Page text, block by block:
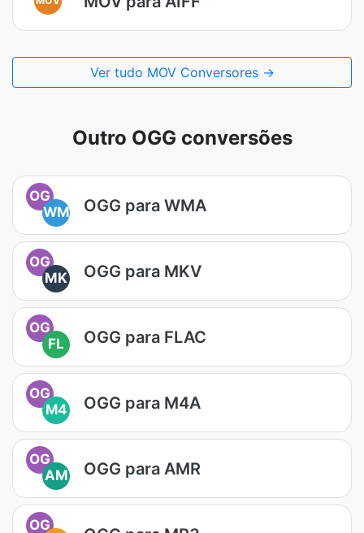
Ver tudo MOV Conversores →
Outro OGG conversões
OG
WM
OGG para WMA
OG
MK
OGG para MKV
OG
FL
OGG para FLAC
OG
M4
OGG para M4A
OG
AM
OGG para AMR
OG